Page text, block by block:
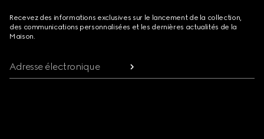
Recevez des informations exclusives sur le lancement de la collection,
des communications personnalisées et les dernières actualités de la
Maison.
Adresse électronique